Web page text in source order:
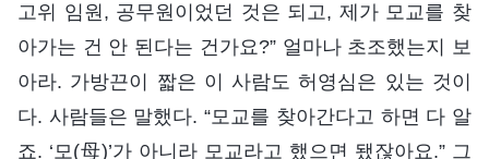
고위 임원, 공무원이었던 것은 되고, 제가 모교를 찾
아가는 건 안 된다는 건가요?” 얼마나 초조했는지 보
아라. 가방끈이 짧은 이 사람도 허영심은 있는 것이
다. 사람들은 말했다. “모교를 찾아간다고 하면 다 알
죠. ‘모(母)’가 아니라 모교라고 했으면 됐잖아요.” 그